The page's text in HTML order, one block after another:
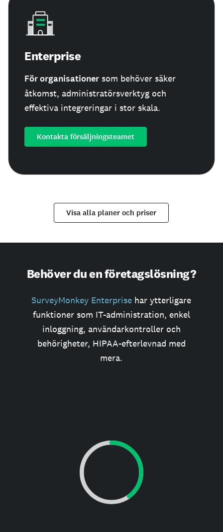
Enterprise
För organisationer som behöver säker
åtkomst, administratörsverktyg och
effektiva integreringar i stor skala.
Kontakta försäljningsteamet
Visa alla planer och priser
Behöver du en företagslösning?
SurveyMonkey Enterprise har ytterligare
funktioner som IT-administration, enkel
inloggning, användarkontroller och
behörigheter, HIPAA-efterlevnad med
mera.